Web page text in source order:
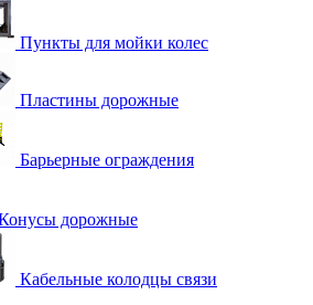
Пункты для мойки колес
Пластины дорожные
Барьерные ограждения
дорожные
Кабельные колодцы связи